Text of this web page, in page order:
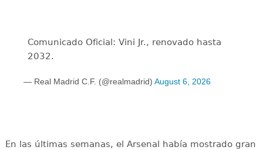
Comunicado Oficial: Vini Jr., renovado hasta
2032.
— Real Madrid C.F. (@realmadrid) August 6, 2026
En las últimas semanas, el Arsenal había mostrado gran